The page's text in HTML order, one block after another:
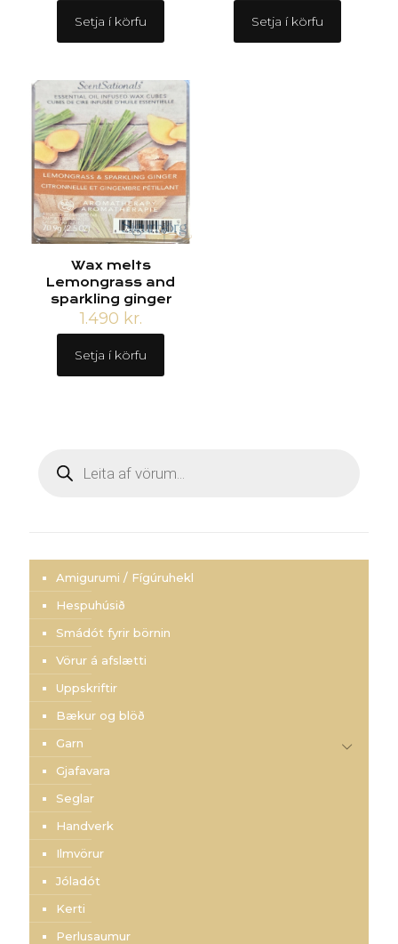
Setja í körfu Setja í körfu
Wax melts
Lemongrass and
sparkling ginger
1.490 kr.
Setja í körfu
search
Amigurumi / Fígúruhekl
Hespuhúsið
Smádót fyrir börnin
Vörur á afslætti
Uppskriftir
Bækur og blöð
Garn
Gjafavara
Seglar
Handverk
Ilmvörur
Jóladót
Kerti
Perlusaumur